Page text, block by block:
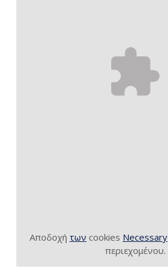
Αποδοχή των cookies Necessary
περιεχομένου.